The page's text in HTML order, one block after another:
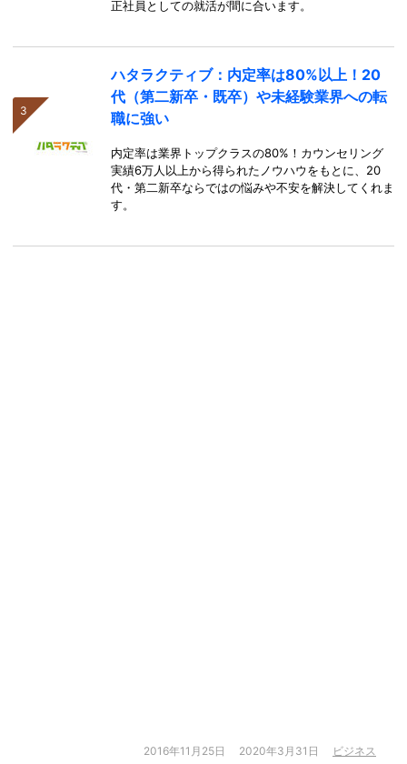
正社員としての就活が間に合います。
ハタラクティブ：内定率は80%以上！20
代（第二新卒・既卒）や未経験業界への転
職に強い
内定率は業界トップクラスの80%！カウンセリング
実績6万人以上から得られたノウハウをもとに、20
代・第二新卒ならではの悩みや不安を解決してくれま
す。
2016年11月25日 2020年3月31日 ビジネス